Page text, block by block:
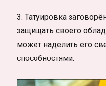
3. Татуировка
защищать своего
может наделить его
способностями.